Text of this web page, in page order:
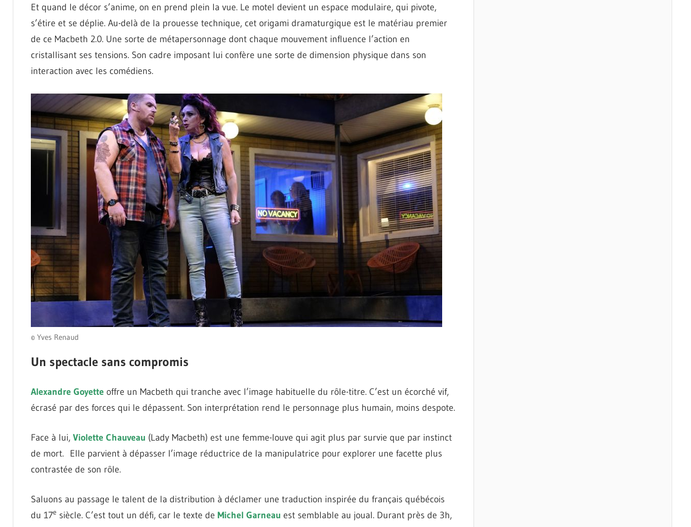
Et quand le décor s’anime, on en prend plein la vue. Le motel devient un espace modulaire, qui pivote,
s’étire et se déplie. Au-delà de la prouesse technique, cet origami dramaturgique est le matériau premier
de ce Macbeth 2.0. Une sorte de métapersonnage dont chaque mouvement influence l’action en
cristallisant ses tensions. Son cadre imposant lui confère une sorte de dimension physique dans son
interaction avec les comédiens.
© Yves Renaud
Un spectacle sans compromis
Alexandre Goyetteoffre un Macbeth qui tranche avec l’image habituelle du rôle-titre. C’est un écorché vif,
écrasé par des forces qui le dépassent. Son interprétation rend le personnage plus humain, moins despote.
Face à lui, Violette Chauveau (Lady Macbeth) est une femme-louve qui agit plus par survie que par instinct
de mort. Elle parvient à dépasser l’image réductrice de la manipulatrice pour explorer une facette plus
contrastée de son rôle.
Saluons au passage le talent de la distribution à déclamer une traduction inspirée du français québécois
du 17e siècle. C’est tout un défi, car le texte de Michel Garneau est semblable au joual. Durant près de 3h,